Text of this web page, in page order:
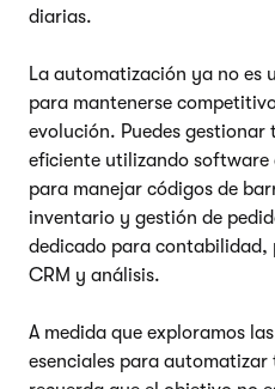
diarias.
La automatización ya no es
para mantenerse
evolución. Puedes gestionar
eficiente utilizando software
para manejar códigos de
inventario y gestión de
dedicado para contabilidad,
CRM y análisis.
A medida que exploramos
esenciales para